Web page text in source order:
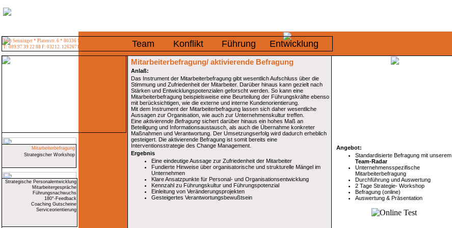
Tom Senninger * Platenstr. 6 * 80336 München
T: 089.97 39 22 88 F: 03212. 1262671
Team Konflikt Führung Entwicklung
Mitarbeiterbefragung/ aktivierende Befragung
Anlaß:
Das Instrument der Mitarbeiterbefragung gibt wesentlich Aufschluss über die
Stimmung und Zufriedenheit der Mitarbeiter. Darüber hinaus kann gezielt nach
Stärken und Entwicklungspotenzialen geforscht werden. So kann eine
Mitarbeiterbefragung beispielsweise eine Beurteilung der Führungskräfte ebenso
mit berücksichtigen, wie die externe und interne Kundenorientierung.
Mit dem Instrument der Mitarbeiterbefragung lassen sich daher wesentliche
Aussagen zur Organisation, wie auch zur Unternehmenskultur treffen.
Eine aktivierende Befragung sichert darüber hinaus ein hohes Maß an
Beteiligung und Informationsaustausch, als auch die Übernahme konkreter
Maßnahmen und Verantwortung. Der Umsetzungserfolg wird dadurch erheblich
gesteigert. Die aktivierende Befragung ist somit bereits eine
Interventionsstrategie des Change Management.
Ergebnis
Eine eindeutige Aussage zur Zufriedenheit der Mitarbeiter
Fundierte Hinweise über organisatorische und strukturelle Mängel im
Unternehmen
Klare Ansatzpunkte für Personal- und Organisationsentwicklung
Kennzahl zu Führungskultur und Führungspotenzial
Einleitung von Veränderungsprojekten
Gesteigertes Verantwortungsbewußtsein
Angebot:
Standardisierte Befragung mit unserem
Team-Radar
Unternehmensspezifische
Mitarbeiterbefragung
Durchführung und Auswertung
2 Tage Strategie- Workshop
Befragung (online)
Auswertung & Präsentation
Mitarbeiterbefragung
Strategischer Workshop
Strategische Personalentwicklung
Mitarbeitergespräche
Führungsnachwuchs
180°-Feedback
Coaching Gutscheine
Serviceorientierung